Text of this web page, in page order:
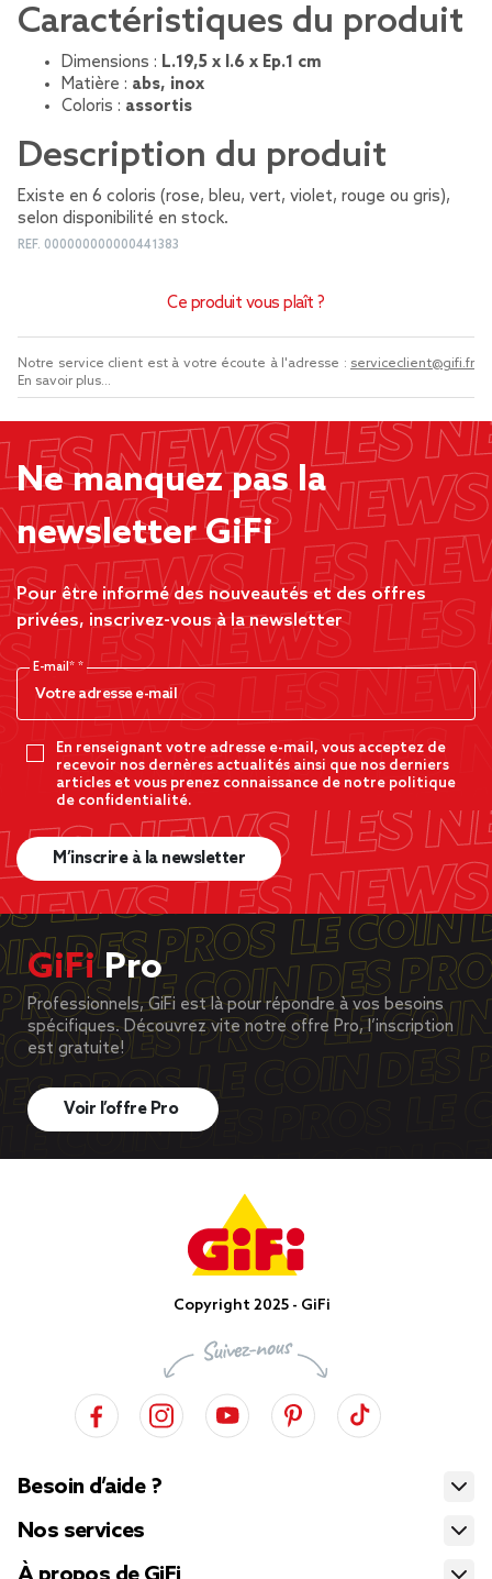
Caractéristiques du produit
Dimensions : L.19,5 x l.6 x Ep.1 cm
Matière : abs, inox
Coloris : assortis
Description du produit
Existe en 6 coloris (rose, bleu, vert, violet, rouge ou gris),
selon disponibilité en stock.
REF. 000000000000441383
Ce produit vous plaît ?
Notre service client est à votre écoute à l'adresse : serviceclient@gifi.fr
En savoir plus...
Ne manquez pas la
newsletter GiFi
Pour être informé des nouveautés et des offres
privées, inscrivez-vous à la newsletter
E-mail*
En renseignant votre adresse e-mail, vous acceptez de
recevoir nos dernères actualités ainsi que nos derniers
articles et vous prenez connaissance de notre politique
de confidentialité.
M’inscrire à la newsletter
GiFiPro
Professionnels, GiFi est là pour répondre à vos besoins
spécifiques. Découvrez vite notre offre Pro, l’inscription
est gratuite!
Voir l’offre Pro
Copyright 2025 - GiFi
Besoin d’aide ?
Nos services